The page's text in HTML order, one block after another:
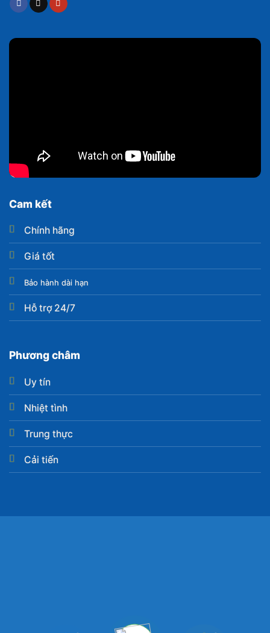
Cam kết
Chính hãng
Giá tốt
Bảo hành dài hạn
Hỗ trợ 24/7
Phương châm
Uy tín
Nhiệt tình
Trung thực
Cải tiến